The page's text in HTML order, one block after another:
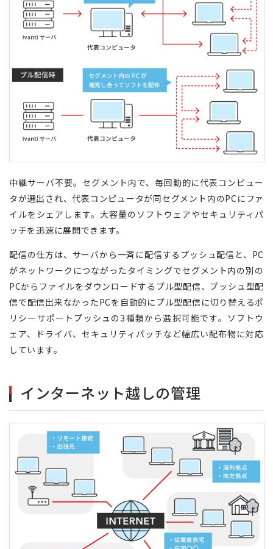
中継サーバ不要。セグメント内で、毎回動的に代表コンピュー
タが選出され、代表コンピュータが同セグメント内のPCにファ
イルをシェアします。大容量のソフトウェアやセキュリティパ
ッチを迅速に展開できます。
配信の仕方は、サーバから一斉に配信するプッシュ配信と、PC
がネットワークにつながったタイミングでセグメント内の別の
PCからファイルをダウンロードするプル型配信、プッシュ型配
信で配信出来なかったPCを自動的にプル型配信に切り替えるポ
リシーサポートプッシュの3種類から選択可能です。ソフトウ
ェア、ドライバ、セキュリティパッチなど幅広い配布物に対応
しています。
インターネット越しの管理